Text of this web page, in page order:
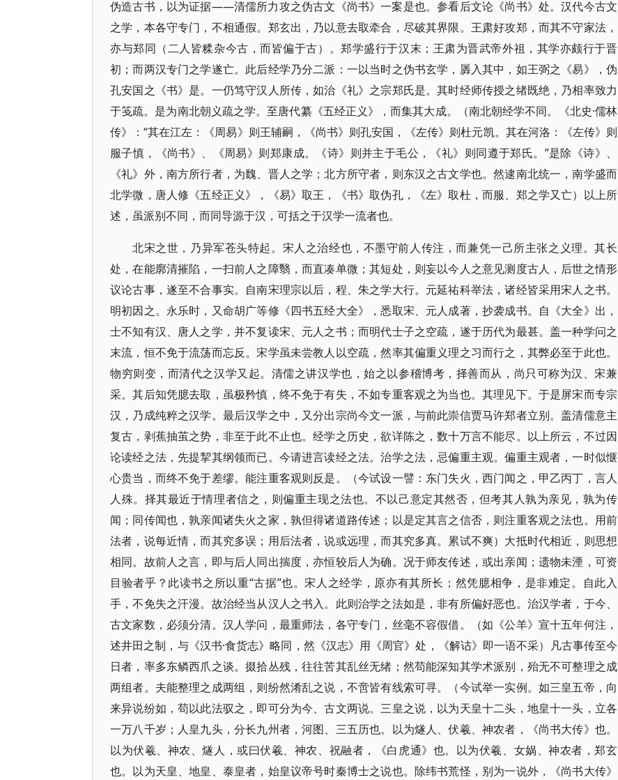
伪造古书，以为证据——清儒所力攻之伪古文《尚书》一案是也。参看后文论《尚书》处。汉代今古文
之学，本各守专门，不相通假。郑玄出，乃以意去取牵合，尽破其界限。王肃好攻郑，而其不守家法，
亦与郑同（二人皆糅杂今古，而皆偏于古）。郑学盛行于汉末；王肃为晋武帝外祖，其学亦颇行于晋
初；而两汉专门之学遂亡。此后经学乃分二派：一以当时之伪书玄学，羼入其中，如王弼之《易》，伪
孔安国之《书》是。一仍笃守汉人所传，如治《礼》之宗郑氏是。其时经师传授之绪既绝，乃相率致力
于笺疏。是为南北朝义疏之学。至唐代纂《五经正义》，而集其大成。（南北朝经学不同。《北史·儒林
传》：“其在江左：《周易》则王辅嗣，《尚书》则孔安国，《左传》则杜元凯。其在河洛：《左传》则
服子慎，《尚书》、《周易》则郑康成。《诗》则并主于毛公，《礼》则同遵于郑氏。”是除《诗》、
《礼》外，南方所行者，为魏、晋人之学；北方所守者，则东汉之古文学也。然逮南北统一，南学盛而
北学微，唐人修《五经正义》，《易》取王，《书》取伪孔，《左》取杜，而服、郑之学又亡）以上所
述，虽派别不同，而同导源于汉，可括之于汉学一流者也。
北宋之世，乃异军苍头特起。宋人之治经也，不墨守前人传注，而兼凭一己所主张之义理。其长
处，在能廓清摧陷，一扫前人之障翳，而直凑单微；其短处，则妄以今人之意见测度古人，后世之情形
议论古事，遂至不合事实。自南宋理宗以后，程、朱之学大行。元延祐科举法，诸经皆采用宋人之书。
明初因之。永乐时，又命胡广等修《四书五经大全》，悉取宋、元人成著，抄袭成书。自《大全》出，
士不知有汉、唐人之学，并不复读宋、元人之书；而明代士子之空疏，遂于历代为最甚。盖一种学问之
末流，恒不免于流荡而忘反。宋学虽未尝教人以空疏，然率其偏重义理之习而行之，其弊必至于此也。
物穷则变，而清代之汉学又起。清儒之讲汉学也，始之以参稽博考，择善而从，尚只可称为汉、宋兼
采。其后知凭臆去取，虽极矜慎，终不免于有失，不如专重客观之为当也。其理见下。于是屏宋而专宗
汉，乃成纯粹之汉学。最后汉学之中，又分出宗尚今文一派，与前此崇信贾马许郑者立别。盖清儒意主
复古，剥蕉抽茧之势，非至于此不止也。经学之历史，欲详陈之，数十万言不能尽。以上所云，不过因
论读经之法，先提挈其纲领而已。今请进言读经之法。治学之法，忌偏重主观。偏重主观者，一时似惬
心贵当，而终不免于差缪。能注重客观则反是。（今试设一譬：东门失火，西门闻之，甲乙丙丁，言人
人殊。择其最近于情理者信之，则偏重主现之法也。不以己意定其然否，但考其人孰为亲见，孰为传
闻；同传闻也，孰亲闻诸失火之家，孰但得诸道路传述；以是定其言之信否，则注重客观之法也。用前
法者，说每近情，而其究多误；用后法者，说或远理，而其究多真。累试不爽）大抵时代相近，则思想
相同。故前人之言，即与后人同出揣度，亦恒较后人为确。况于师友传述，或出亲闻；遗物未湮，可资
目验者乎？此读书之所以重“古据”也。宋人之经学，原亦有其所长；然凭臆相争，是非难定。自此入
手，不免失之汗漫。故治经当从汉人之书入。此则治学之法如是，非有所偏好恶也。治汉学者，于今、
古文家数，必须分清。汉人学问，最重师法，各守专门，丝毫不容假借。（如《公羊》宣十五年何注，
述井田之制，与《汉书·食货志》略同，然《汉志》用《周官》处，《解诂》即一语不采）凡古事传至今
日者，率多东鳞西爪之谈。掇拾丛残，往往苦其乱丝无绪；然苟能深知其学术派别，殆无不可整理之成
两组者。夫能整理之成两组，则纷然淆乱之说，不啻皆有线索可寻。（今试举一实例。如三皇五帝，向
来异说纷如，苟以此法驭之，即可分为今、古文两说。三皇之说，以为天皇十二头，地皇十一头，立各
一万八千岁；人皇九头，分长九州者，河图、三五历也。以为燧人、伏羲、神农者，《尚书大传》也。
以为伏羲、神农、燧人，或曰伏羲、神农、祝融者，《白虎通》也。以为伏羲、女娲、神农者，郑玄
也。以为天皇、地皇、泰皇者，始皇议帝号时秦博士之说也。除纬书荒怪，别为一说外，《尚书大传》